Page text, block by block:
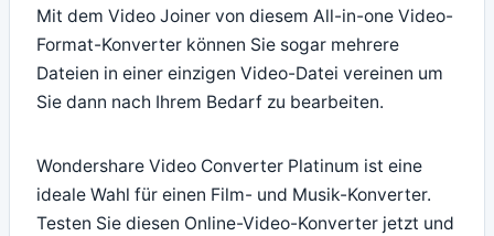
Mit dem Video Joiner von diesem All-in-one Video-
Format-Konverter können Sie sogar mehrere
Dateien in einer einzigen Video-Datei vereinen um
Sie dann nach Ihrem Bedarf zu bearbeiten.
Wondershare Video Converter Platinum ist eine
ideale Wahl für einen Film- und Musik-Konverter.
Testen Sie diesen Online-Video-Konverter jetzt und